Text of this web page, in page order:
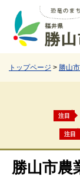
トップページ > 勝山
注目
注目
勝山市農